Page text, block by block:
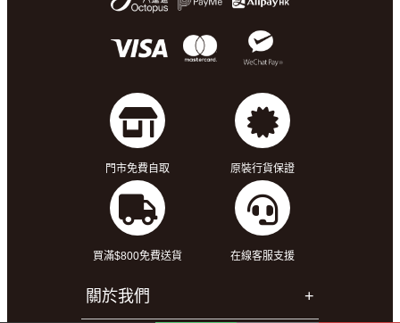
門市免費自取 原裝行貨保證
買滿$800免費送貨 在線客服支援
關於我們